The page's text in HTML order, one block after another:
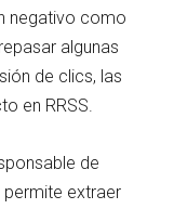
negativo como
algunas
de clics, las
en RRSS.
de
permite extraer